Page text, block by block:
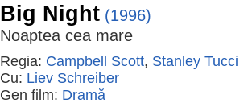
Big Night (1996)
Noaptea cea mare
Regia: Campbell Scott, Stanley Tucci
Cu: Liev Schreiber
Gen film: Dramă